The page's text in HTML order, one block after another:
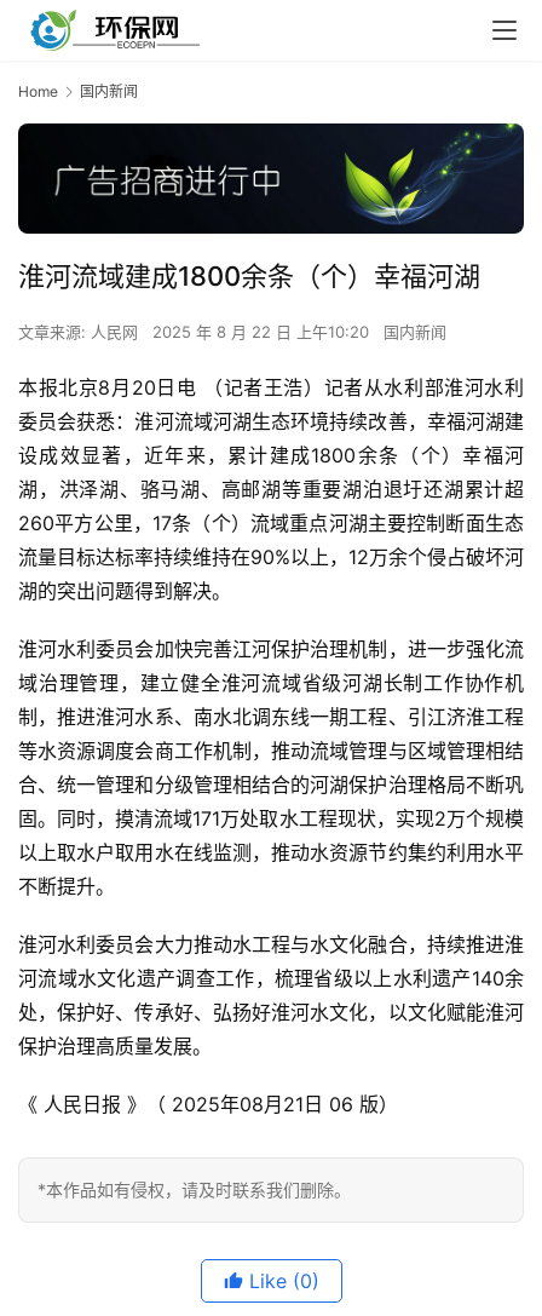
Home 国内新闻
淮河流域建成1800余条（个）幸福河湖
文章来源: 人民网 2025 年 8 月 22 日 上午10:20 国内新闻
本报北京8月20日电 （记者王浩）记者从水利部淮河水利
委员会获悉：淮河流域河湖生态环境持续改善，幸福河湖建
设成效显著，近年来，累计建成1800余条（个）幸福河
湖，洪泽湖、骆马湖、高邮湖等重要湖泊退圩还湖累计超
260平方公里，17条（个）流域重点河湖主要控制断面生态
流量目标达标率持续维持在90%以上，12万余个侵占破坏河
湖的突出问题得到解决。
淮河水利委员会加快完善江河保护治理机制，进一步强化流
域治理管理，建立健全淮河流域省级河湖长制工作协作机
制，推进淮河水系、南水北调东线一期工程、引江济淮工程
等水资源调度会商工作机制，推动流域管理与区域管理相结
合、统一管理和分级管理相结合的河湖保护治理格局不断巩
固。同时，摸清流域171万处取水工程现状，实现2万个规模
以上取水户取用水在线监测，推动水资源节约集约利用水平
不断提升。
淮河水利委员会大力推动水工程与水文化融合，持续推进淮
河流域水文化遗产调查工作，梳理省级以上水利遗产140余
处，保护好、传承好、弘扬好淮河水文化，以文化赋能淮河
保护治理高质量发展。
《 人民日报 》（ 2025年08月21日 06 版）
*本作品如有侵权，请及时联系我们删除。
Like (0)